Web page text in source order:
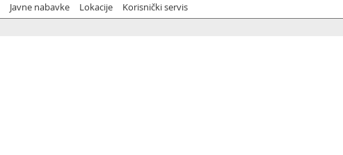
Javne nabavke Lokacije Korisnički servis